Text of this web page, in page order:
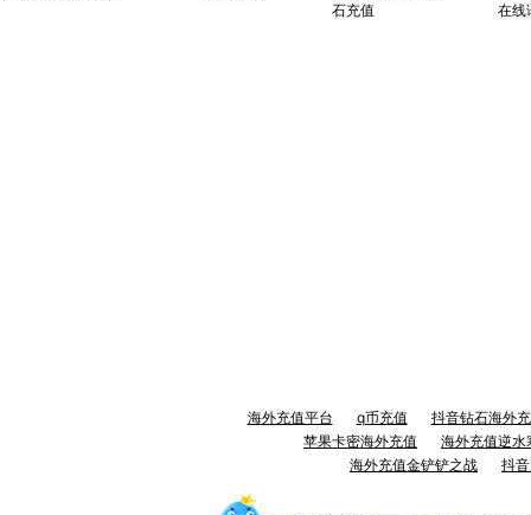
石充值
在线
海外充值平台 q币充值
抖音钻石海外
苹果卡密海外充值
海外充值逆水
海外充值金铲铲之战
抖